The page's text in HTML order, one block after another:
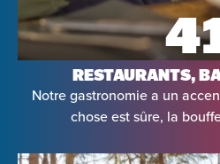
RESTAURANTS,
Notre gastronomie a un
chose est sûre, la